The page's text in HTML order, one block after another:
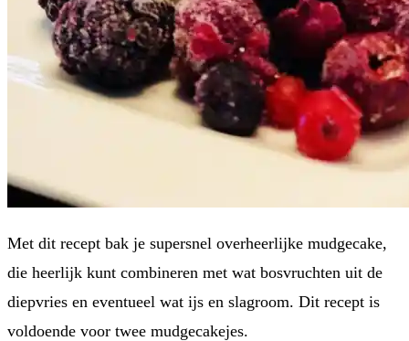
Met dit recept bak je supersnel overheerlijke mudgecake,
die heerlijk kunt combineren met wat bosvruchten uit de
diepvries en eventueel wat ijs en slagroom. Dit recept is
voldoende voor twee mudgecakejes.